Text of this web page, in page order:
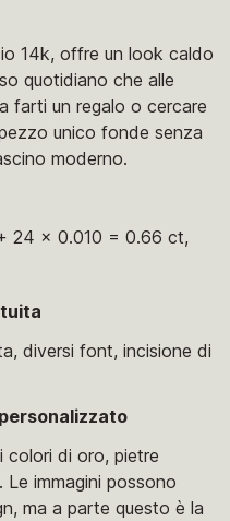
14k, offre un look caldo
quotidiano che alle
farti un regalo o cercare
unico fonde senza
moderno.
24 x 0.010 = 0.66 ct,
diversi font, incisione di
colori di oro, pietre
immagini possono
ma a parte questo è la